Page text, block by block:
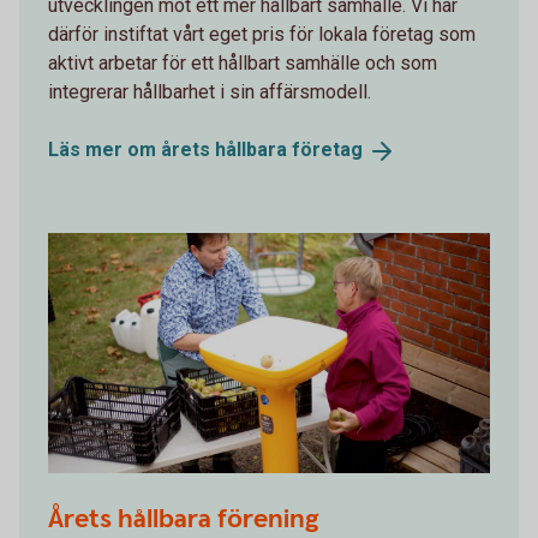
utvecklingen mot ett mer hållbart samhälle. Vi har
därför instiftat vårt eget pris för lokala företag som
aktivt arbetar för ett hållbart samhälle och som
integrerar hållbarhet i sin affärsmodell.
Läs mer om årets hållbara företag
Årets hållbara förening